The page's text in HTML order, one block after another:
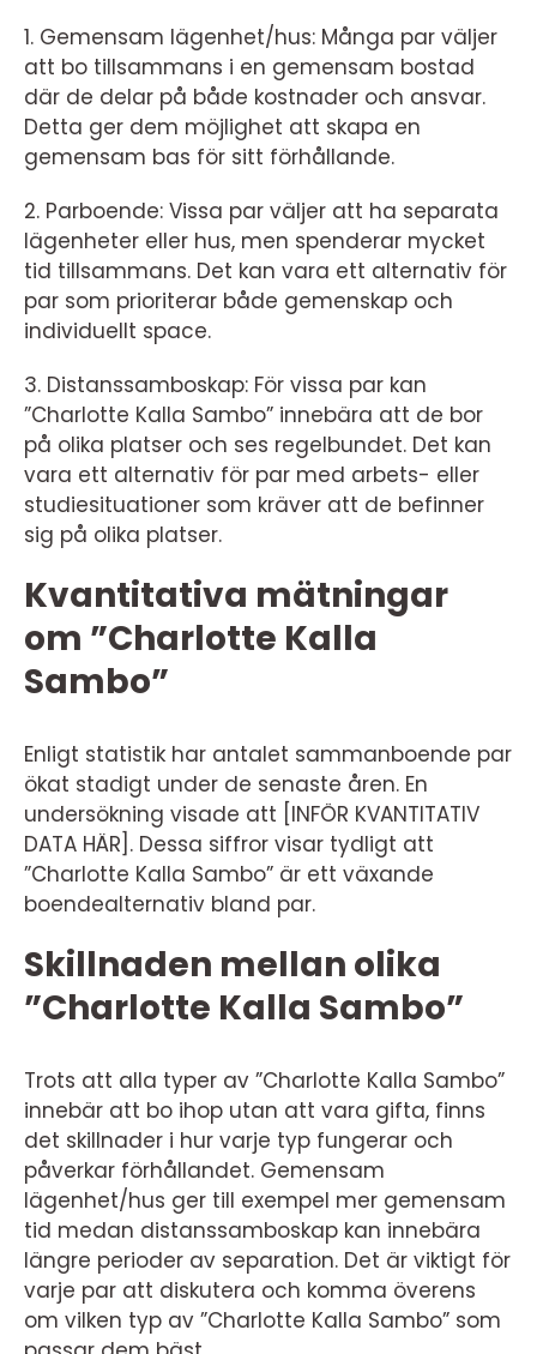
1. Gemensam lägenhet/hus: Många par väljer
att bo tillsammans i en gemensam bostad
där de delar på både kostnader och ansvar.
Detta ger dem möjlighet att skapa en
gemensam bas för sitt förhållande.
2. Parboende: Vissa par väljer att ha separata
lägenheter eller hus, men spenderar mycket
tid tillsammans. Det kan vara ett alternativ för
par som prioriterar både gemenskap och
individuellt space.
3. Distanssamboskap: För vissa par kan
”Charlotte Kalla Sambo” innebära att de bor
på olika platser och ses regelbundet. Det kan
vara ett alternativ för par med arbets- eller
studiesituationer som kräver att de befinner
sig på olika platser.
Kvantitativa mätningar
om ”Charlotte Kalla
Sambo”
Enligt statistik har antalet sammanboende par
ökat stadigt under de senaste åren. En
undersökning visade att [INFÖR KVANTITATIV
DATA HÄR]. Dessa siffror visar tydligt att
”Charlotte Kalla Sambo” är ett växande
boendealternativ bland par.
Skillnaden mellan olika
”Charlotte Kalla Sambo”
Trots att alla typer av ”Charlotte Kalla Sambo”
innebär att bo ihop utan att vara gifta, finns
det skillnader i hur varje typ fungerar och
påverkar förhållandet. Gemensam
lägenhet/hus ger till exempel mer gemensam
tid medan distanssamboskap kan innebära
längre perioder av separation. Det är viktigt för
varje par att diskutera och komma överens
om vilken typ av ”Charlotte Kalla Sambo” som